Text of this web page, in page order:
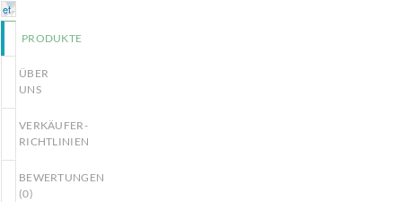
PRODUKTE
ÜBER
UNS
VERKÄUFER-
RICHTLINIEN
BEWERTUNGEN
(0)